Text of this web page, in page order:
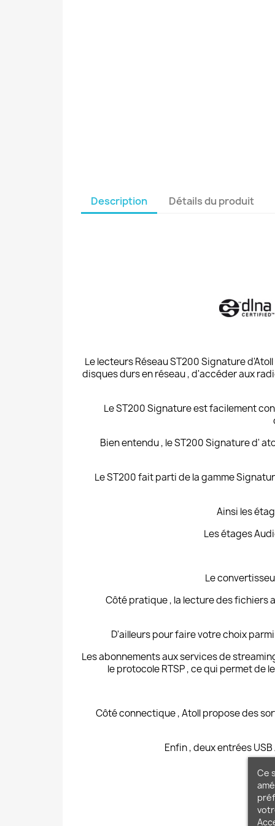
Description Détails du produit
Le lecteurs Réseau ST200 Signature
disques durs en réseau , d'accéder aux
Le ST200 Signature est facilement
Bien entendu , le ST200 Signature d'
Le ST200 fait parti de la gamme
Ainsi les
Les étages
Le
Côté pratique , la lecture des fichiers
D'ailleurs pour faire votre choix
Les abonnements aux services de
le protocole RTSP , ce qui permet
Côté connectique , Atoll propose des
Enfin , deux entrées
Ce